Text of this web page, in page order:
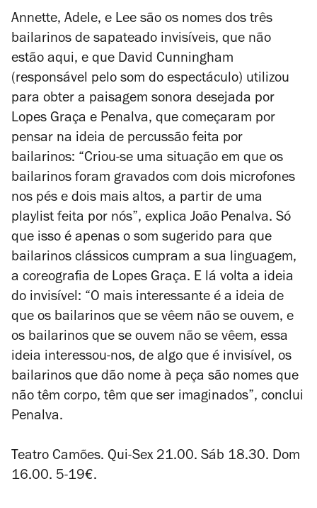
Annette, Adele, e Lee são os nomes dos três
bailarinos de sapateado invisíveis, que não
estão aqui, e que David Cunningham
(responsável pelo som do espectáculo) utilizou
para obter a paisagem sonora desejada por
Lopes Graça e Penalva, que começaram por
pensar na ideia de percussão feita por
bailarinos: “Criou-se uma situação em que os
bailarinos foram gravados com dois microfones
nos pés e dois mais altos, a partir de uma
playlist feita por nós”, explica João Penalva. Só
que isso é apenas o som sugerido para que
bailarinos clássicos cumpram a sua linguagem,
a coreografia de Lopes Graça. E lá volta a ideia
do invisível: “O mais interessante é a ideia de
que os bailarinos que se vêem não se ouvem, e
os bailarinos que se ouvem não se vêem, essa
ideia interessou-nos, de algo que é invisível, os
bailarinos que dão nome à peça são nomes que
não têm corpo, têm que ser imaginados”, conclui
Penalva.
Teatro Camões. Qui-Sex 21.00. Sáb 18.30. Dom
16.00. 5-19€.